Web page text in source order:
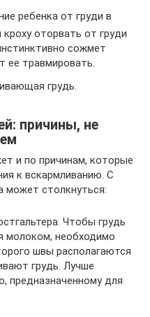
ребенка от груди в
оторвать от груди
сожмет
ее травмировать.
грудь.
причины, не
и по причинам, которые
к вскармливанию. С
столкнуться:
Чтобы грудь
молоком, необходимо
швы располагаются
грудь. Лучше
предназначенному для